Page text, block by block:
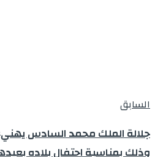
السابق
جلالة الملك محمد السادس
وذلك بمناسبة احتفال بلاده